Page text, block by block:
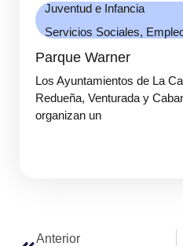
Juventud e Infancia
Servicios Sociales,
Parque Warner
Los Ayuntamientos de La
Redueña, Venturada y
organizan un
Anterior